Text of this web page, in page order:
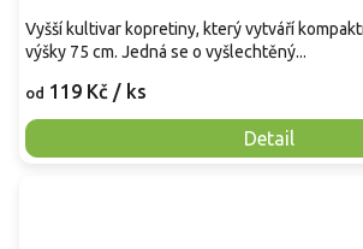
od 119 Kč / ks
Detail
Vyšší kultivar kopretiny, který vytváří
výšky 75 cm. Jedná se o vyšlechtěný...